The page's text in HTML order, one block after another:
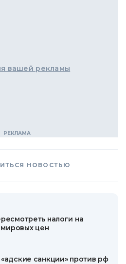
вашей рекламы
НОВОСТЬЮ
налоги на
мировых цен
санкции» против рф